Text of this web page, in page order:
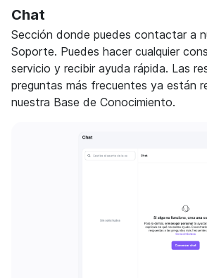
Chat
Sección donde puedes contactar a
Soporte. Puedes hacer cualquier
servicio y recibir ayuda rápida. Las
preguntas más frecuentes ya están
nuestra Base de Conocimiento.